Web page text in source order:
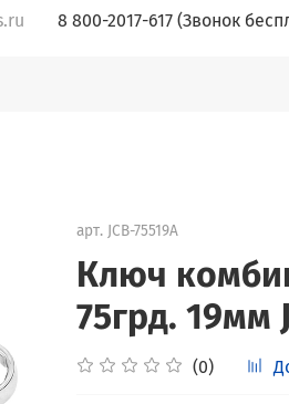
8 800-2017-617 (Звонок
арт. JCB-75519A
Ключ
75грд. 19мм
(0)